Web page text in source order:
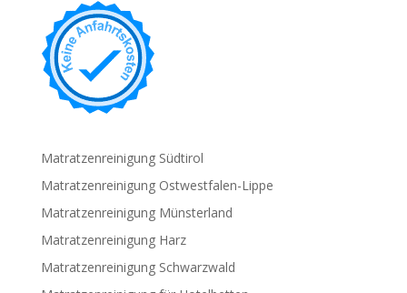
Matratzenreinigung Südtirol
Matratzenreinigung Ostwestfalen-Lippe
Matratzenreinigung Münsterland
Matratzenreinigung Harz
Matratzenreinigung Schwarzwald